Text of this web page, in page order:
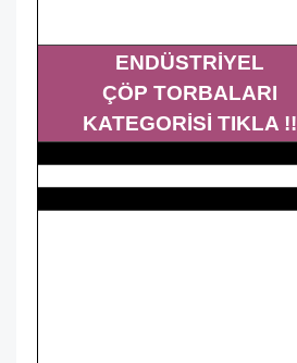
ENDÜSTRİYEL
ÇÖP TORBALARI
KATEGORİSİ TIKLA !!